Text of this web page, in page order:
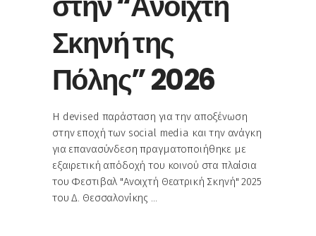
Σκηνή της
Πόλης” 2026
Η devised παράσταση για την αποξένωση
στην εποχή των social media και την ανάγκη
για επανασύνδεση πραγματοποιήθηκε με
εξαιρετική απόδοχή του κοινού στα πλαίσια
του Φεστιβαλ "Ανοιχτή Θεατρική Σκηνή" 2025
του Δ. Θεσσαλονίκης